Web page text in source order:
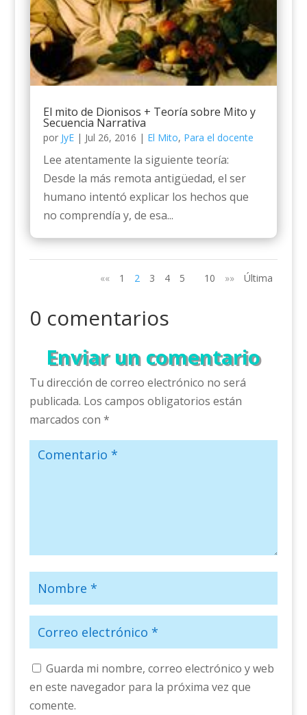
El mito de Dionisos + Teoría sobre Mito y
Secuencia Narrativa
por JyE| Jul 26, 2016 | El Mito, Para el docente
Lee atentamente la siguiente teoría:
Desde la más remota antigüedad, el ser
humano intentó explicar los hechos que
no comprendía y, de esa...
«« 1 2 3 4 5 10 »» Última
0 comentarios
Enviar un comentario
Tu dirección de correo electrónico no será
publicada. Los campos obligatorios están
marcados con *
Guarda mi nombre, correo electrónico y web
en este navegador para la próxima vez que
comente.